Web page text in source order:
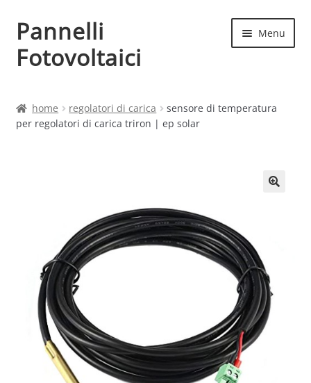
Vai
alla
navigazione
Vai
al
contenuto
Pannelli
Fotovoltaici
Menu
Cart
My account
Produttori
Sample Page
home regolatori di carica
sensore di temperatura
per regolatori di carica triron | ep solar